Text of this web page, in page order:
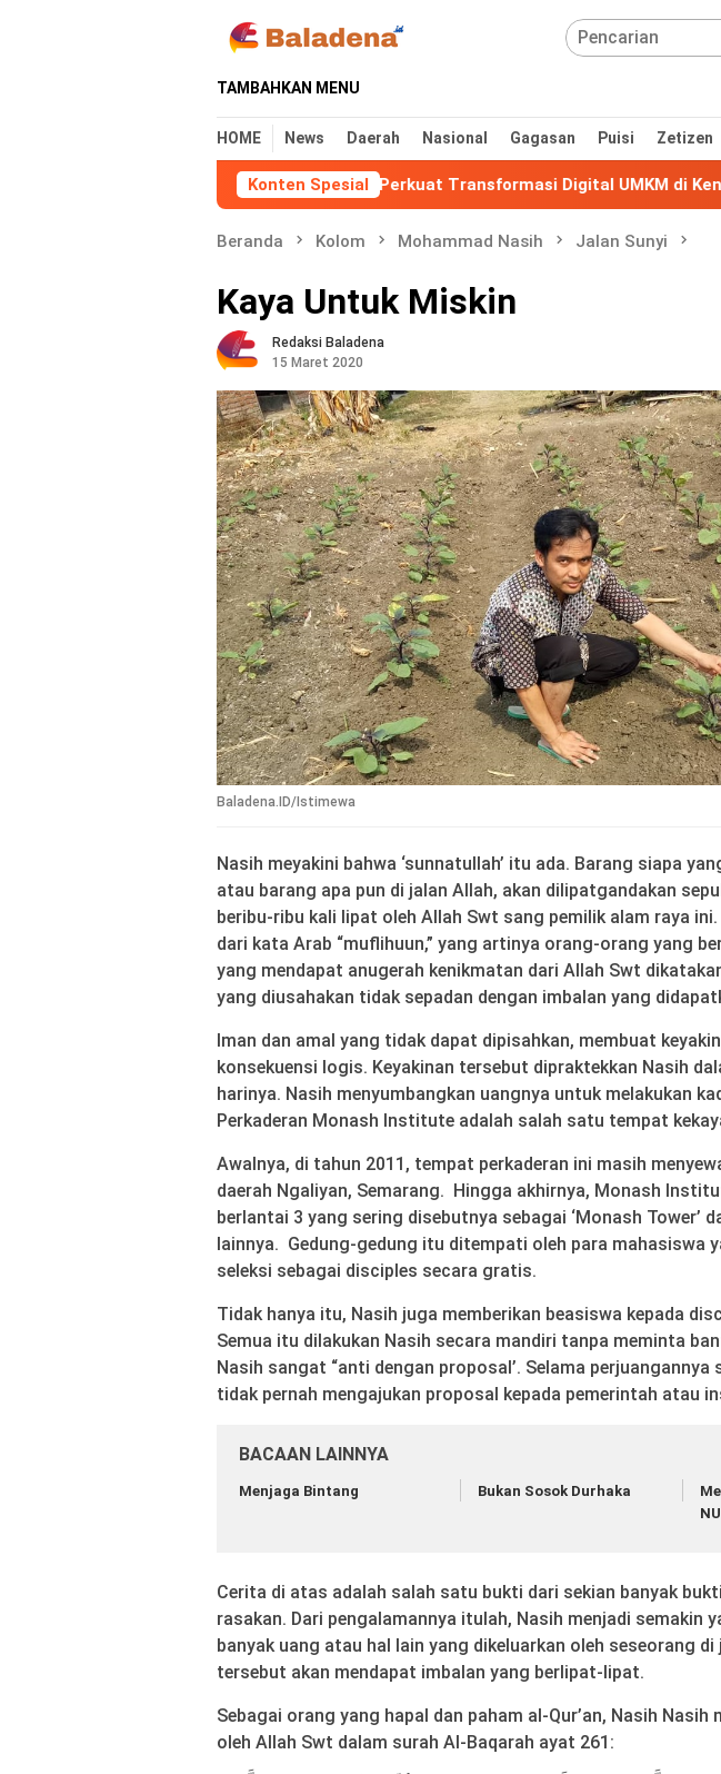
TAMBAHKAN MENU
HOME News Daerah Nasional Gagasan Puisi Zetizen
Konten Spesial
KKN UIN Walisongo Perkuat Transformasi Digital UMKM di Kendal melalui
Beranda Kolom Mohammad Nasih Jalan Sunyi
Kaya Untuk Miskin
Redaksi Baladena
15 Maret 2020
Baladena.ID/Istimewa
Nasih meyakini bahwa ‘sunnatullah’ itu ada. Barang siapa
atau barang apa pun di jalan Allah, akan dilipatgandakan
beribu-ribu kali lipat oleh Allah Swt sang pemilik alam raya
dari kata Arab “muflihuun,” yang artinya orang-orang yang
yang mendapat anugerah kenikmatan dari Allah Swt
yang diusahakan tidak sepadan dengan imbalan yang
Iman dan amal yang tidak dapat dipisahkan, membuat
konsekuensi logis. Keyakinan tersebut dipraktekkan Nasih
harinya. Nasih menyumbangkan uangnya untuk melakukan
Perkaderan Monash Institute adalah salah satu tempat
Awalnya, di tahun 2011, tempat perkaderan ini masih
daerah Ngaliyan, Semarang. Hingga akhirnya, Monash
berlantai 3 yang sering disebutnya sebagai ‘Monash Tower’
lainnya. Gedung-gedung itu ditempati oleh para mahasiswa
seleksi sebagai disciples secara gratis.
Tidak hanya itu, Nasih juga memberikan beasiswa kepada
Semua itu dilakukan Nasih secara mandiri tanpa meminta
Nasih sangat “anti dengan proposal’. Selama perjuangannya
tidak pernah mengajukan proposal kepada pemerintah atau
BACAAN LAINNYA
Menjaga Bintang Bukan Sosok Durhaka
Cerita di atas adalah salah satu bukti dari sekian banyak
rasakan. Dari pengalamannya itulah, Nasih menjadi semakin
banyak uang atau hal lain yang dikeluarkan oleh seseorang
tersebut akan mendapat imbalan yang berlipat-lipat.
Sebagai orang yang hapal dan paham al-Qur’an, Nasih Nasih
oleh Allah Swt dalam surah Al-Baqarah ayat 261: